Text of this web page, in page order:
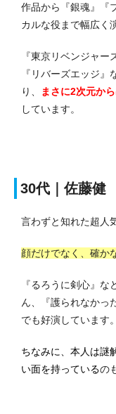
作品から『銀魂』『
カルな役まで幅広く
『東京リベンジャー
『リバーズエッジ
り、
まさに2次元か
しています。
30代｜佐藤健
言わずと知れた超人
顔だけでなく、確か
『るろうに剣心』
ん、『護られなかっ
でも好演しています。
ちなみに、本人は謎
い面を持っているの